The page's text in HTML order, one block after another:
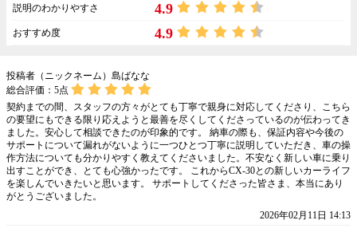
説明のわかりやすさ 4.9
おすすめ度 4.9
投稿者（ニックネーム）島ばなな
総合評価： 5点
契約までの間、スタッフの方々がとても丁寧で親身に対応してくださり、こちら
の要望にもできる限り応えようと最善を尽くしてくださっているのが伝わってき
ました。安心して相談できたのが印象的です。 納車の際も、保証内容や今後の
サポートについて漏れがないように一つひとつ丁寧に説明していただき、車の操
作方法についても分かりやすく教えてくださいました。不安なく新しい車に乗り
出すことができ、とても心強かったです。 これからCX-30との新しいカーライフ
を楽しんでいきたいと思います。 サポートしてくださった皆さま、本当にあり
がとうございました。
2026年02月11日 14:13